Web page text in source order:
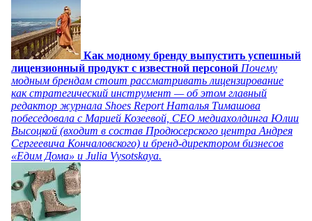
Как модному бренду выпустить успешный
лицензионный продукт с известной персоной Почему
модным брендам стоит рассматривать лицензирование
как стратегический инструмент — об этом главный
редактор журнала Shoes Report Наталья Тимашова
побеседовала с Марией Козеевой, СЕО медиахолдинга Юлии
Высоцкой (входит в состав Продюсерского центра Андрея
Сергеевича Кончаловского) и бренд-директором бизнесов
«Едим Дома» и Julia Vysotskaya.